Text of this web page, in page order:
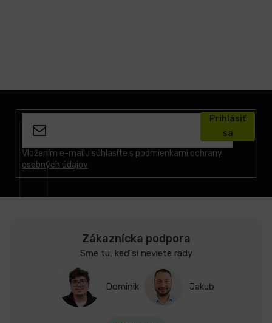
Vložením e-mailu súhlasíte s podmienkami ochrany
osobných údajov
Prihlásiť
sa
Zákaznícka podpora
Sme tu, keď si neviete rady
Dominik Jakub